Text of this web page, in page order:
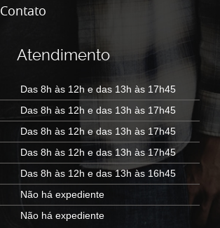
Contato
Atendimento
Das 8h às 12h e das 13h às 17h45
Das 8h às 12h e das 13h às 17h45
Das 8h às 12h e das 13h às 17h45
Das 8h às 12h e das 13h às 17h45
Das 8h às 12h e das 13h às 16h45
Não há expediente
Não há expediente